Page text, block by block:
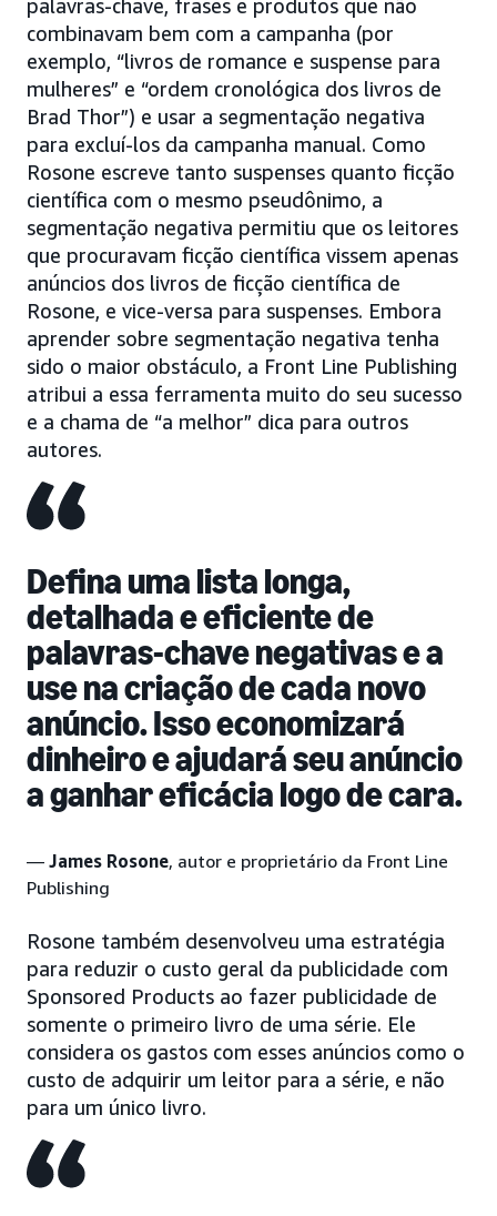
palavras-chave, frases e produtos que não
combinavam bem com a campanha (por
exemplo, “livros de romance e suspense para
mulheres” e “ordem cronológica dos livros de
Brad Thor”) e usar a segmentação negativa
para excluí-los da campanha manual. Como
Rosone escreve tanto suspenses quanto ficção
científica com o mesmo pseudônimo, a
segmentação negativa permitiu que os leitores
que procuravam ficção científica vissem apenas
anúncios dos livros de ficção científica de
Rosone, e vice-versa para suspenses. Embora
aprender sobre segmentação negativa tenha
sido o maior obstáculo, a Front Line Publishing
atribui a essa ferramenta muito do seu sucesso
e a chama de “a melhor” dica para outros
autores.
Defina uma lista longa,
detalhada e eficiente de
palavras-chave negativas e a
use na criação de cada novo
anúncio. Isso economizará
dinheiro e ajudará seu anúncio
a ganhar eficácia logo de cara.
— James Rosone, autor e proprietário da Front Line
Publishing
Rosone também desenvolveu uma estratégia
para reduzir o custo geral da publicidade com
Sponsored Products ao fazer publicidade de
somente o primeiro livro de uma série. Ele
considera os gastos com esses anúncios como o
custo de adquirir um leitor para a série, e não
para um único livro.